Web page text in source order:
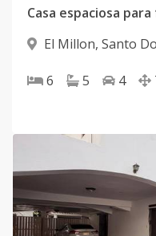
Casa espaciosa
El Millon, Santo
6 5 4